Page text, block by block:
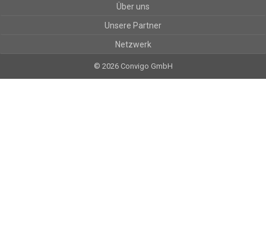
Über uns
Unsere Partner
Netzwerk
© 2026 Convigo GmbH